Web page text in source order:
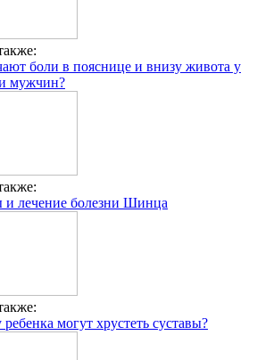
боли в пояснице и внизу живота у
мужчин?
лечение болезни Шинца
могут хрустеть суставы?